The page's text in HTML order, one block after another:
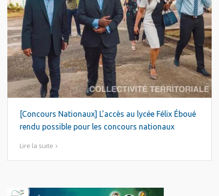
[Concours Nationaux] L’accès au lycée Félix Éboué
rendu possible pour les concours nationaux
Lire la suite